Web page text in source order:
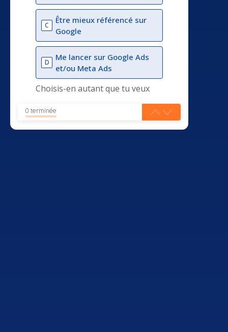
C
Être mieux référencé sur
Google
D
Me lancer sur Google Ads
et/ou Meta Ads
Choisis-en autant que tu veux
0 terminée